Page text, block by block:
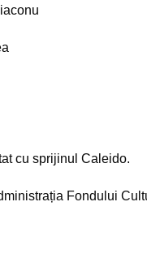
cu sprijinul Caleido.
Fondului